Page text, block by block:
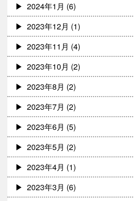
2024年1月 (6)
2023年12月 (1)
2023年11月 (4)
2023年10月 (2)
2023年8月 (2)
2023年7月 (2)
2023年6月 (5)
2023年5月 (2)
2023年4月 (1)
2023年3月 (6)